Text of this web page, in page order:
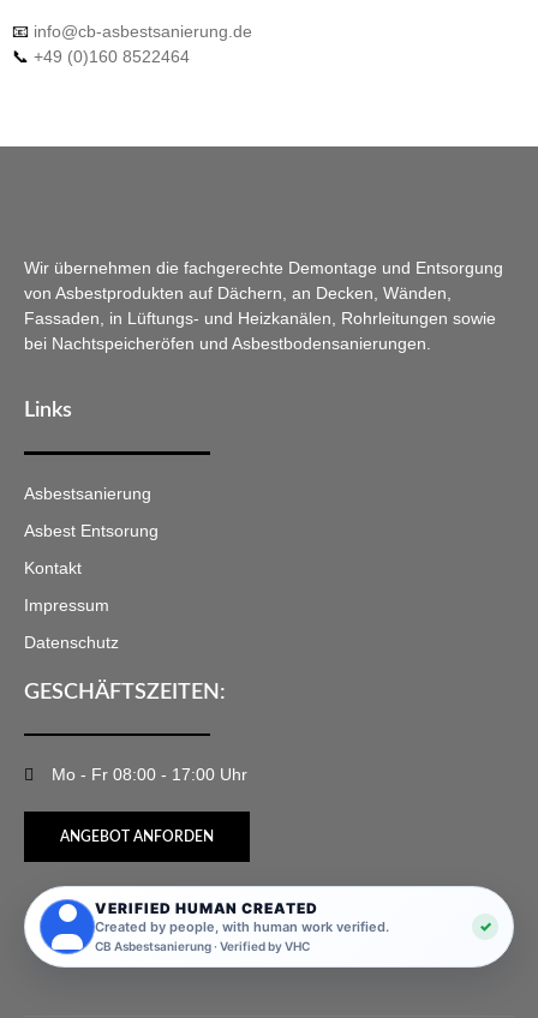
📧 info@cb-asbestsanierung.de
📞 +49 (0)160 8522464
Wir übernehmen die fachgerechte Demontage und Entsorgung
von Asbestprodukten auf Dächern, an Decken, Wänden,
Fassaden, in Lüftungs- und Heizkanälen, Rohrleitungen sowie
bei Nachtspeicheröfen und Asbestbodensanierungen.
Links
Asbestsanierung
Asbest Entsorung
Kontakt
Impressum
Datenschutz
GESCHÄFTSZEITEN:
Mo - Fr 08:00 - 17:00 Uhr
ANGEBOT ANFORDEN
VERIFIED HUMAN CREATED
Created by people, with human work verified.
CB Asbestsanierung · Verified by VHC
✓